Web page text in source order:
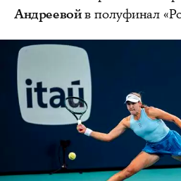
Андреевойв полуфинал